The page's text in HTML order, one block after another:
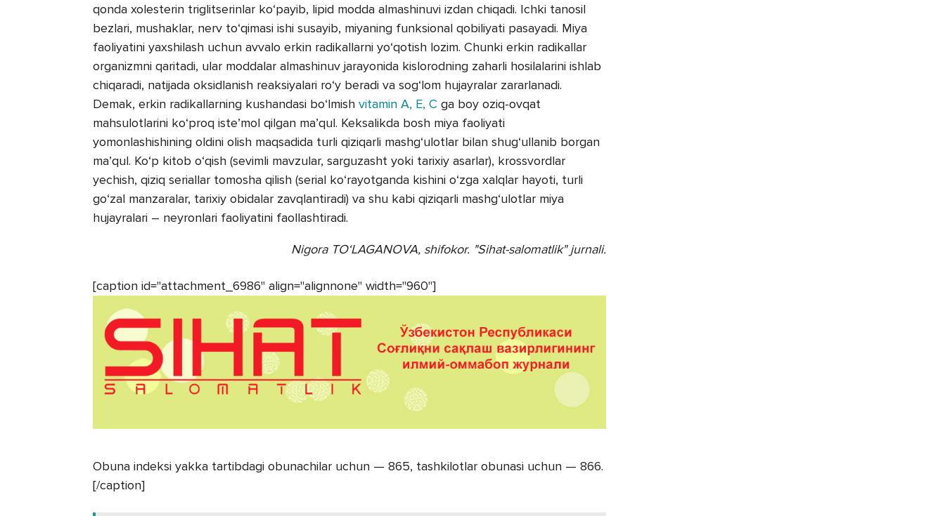
qonda xolesterin triglitserinlar ko‘payib, lipid modda almashinuvi izdan chiqadi. Ichki tanosil
bezlari, mushaklar, nerv to‘qimasi ishi susayib, miyaning funksional qobiliyati pasayadi. Miya
faoliyatini yaxshilash uchun avvalo erkin radikallarni yo‘qotish lozim. Chunki erkin radikallar
organizmni qaritadi, ular moddalar almashinuv jarayonida kislorodning zaharli hosilalarini ishlab
chiqaradi, natijada oksidlanish reaksiyalari ro‘y beradi va sog‘lom hujayralar zararlanadi.
Demak, erkin radikallarning kushandasi bo‘lmish vitamin A, E, C ga boy oziq-ovqat
mahsulotlarini ko‘proq iste’mol qilgan ma’qul. Keksalikda bosh miya faoliyati
yomonlashishining oldini olish maqsadida turli qiziqarli mashg‘ulotlar bilan shug‘ullanib borgan
ma’qul. Ko‘p kitob o‘qish (sevimli mavzular, sarguzasht yoki tarixiy asarlar), krossvordlar
yechish, qiziq seriallar tomosha qilish (serial ko‘rayotganda kishini o‘zga xalqlar hayoti, turli
go‘zal manzaralar, tarixiy obidalar zavqlantiradi) va shu kabi qiziqarli mashg‘ulotlar miya
hujayralari – neyronlari faoliyatini faollashtiradi.
Nigora TO‘LAGANOVA, shifokor. "Sihat-salomatlik" jurnali.
[caption id="attachment_6986" align="alignnone" width="960"]
Obuna indeksi yakka tartibdagi obunachilar uchun — 865, tashkilotlar obunasi uchun — 866.
[/caption]